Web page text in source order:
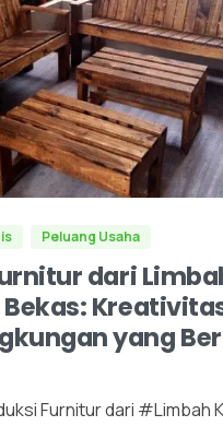
0
Peluang Usaha
dari
Bekas:
yang
Furnitur dari #Limbah